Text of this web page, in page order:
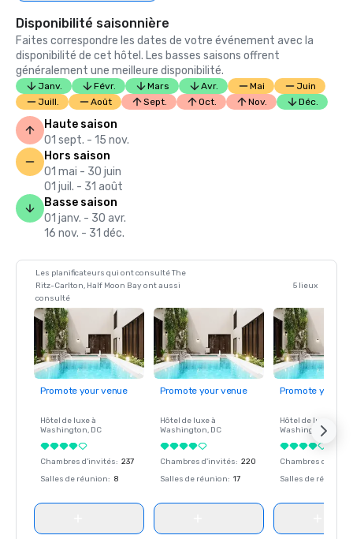
Disponibilité saisonnière
Faites correspondre les dates de votre événement avec la
disponibilité de cet hôtel. Les basses saisons offrent
généralement une meilleure disponibilité.
Janv. Févr. Mars Avr. Mai
Juin
Juill.
Août Sept. Oct. Nov. Déc.
Haute saison
01 sept. - 15 nov.
Hors saison
01 mai - 30 juin
01 juil. - 31 août
Basse saison
01 janv. - 30 avr.
16 nov. - 31 déc.
Les planificateurs qui ont consulté The
Ritz-Carlton, Half Moon Bay ont aussi
consulté
5 lieux
Promote your venue
Hôtel de luxe à
Washington, DC
Chambres d'invités: 237
Salles de réunion: 8
Promote your venue
Hôtel de luxe à
Washington, DC
Chambres d'invités: 220
Salles de réunion: 17
Promote your
Hôtel de luxe à
Washington
Chambres
Salles de réunion